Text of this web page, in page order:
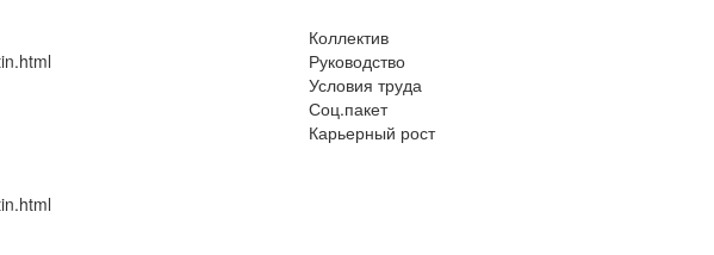
Коллектив
Руководство
Условия труда
Соц.пакет
Карьерный рост